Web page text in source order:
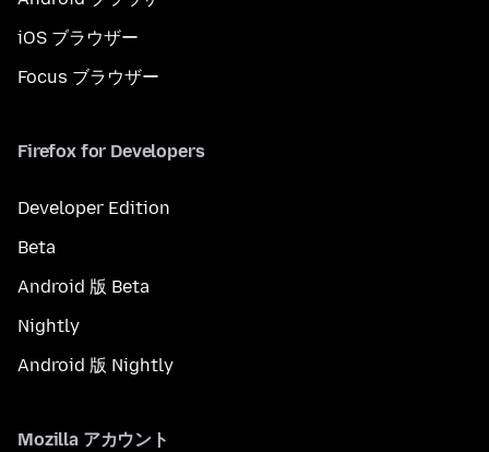
iOS ブラウザー
Focus ブラウザー
Firefox for Developers
Developer Edition
Beta
Android 版 Beta
Nightly
Android 版 Nightly
Mozilla アカウント